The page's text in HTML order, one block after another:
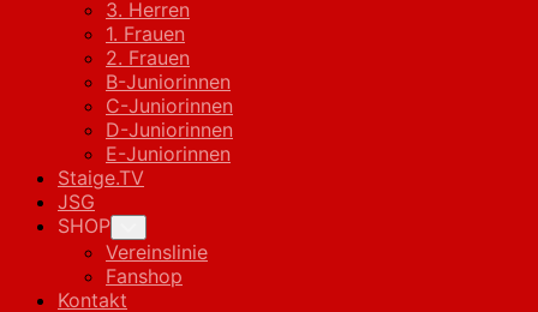
3. Herren
1. Frauen
2. Frauen
B-Juniorinnen
C-Juniorinnen
D-Juniorinnen
E-Juniorinnen
Staige.TV
JSG
SHOP
Child
Menu
Vereinslinie
Fanshop
Kontakt